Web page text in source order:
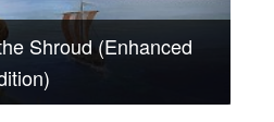
Shroud (Enhanced